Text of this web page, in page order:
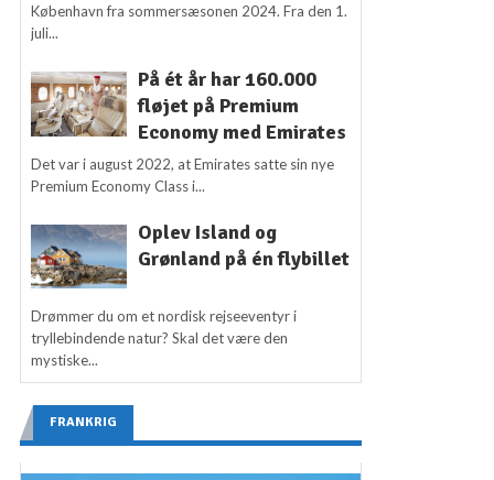
København fra sommersæsonen 2024. Fra den 1.
juli...
På ét år har 160.000
fløjet på Premium
Economy med Emirates
Det var i august 2022, at Emirates satte sin nye
Premium Economy Class i...
Oplev Island og
Grønland på én flybillet
Drømmer du om et nordisk rejseeventyr i
tryllebindende natur? Skal det være den
mystiske...
FRANKRIG